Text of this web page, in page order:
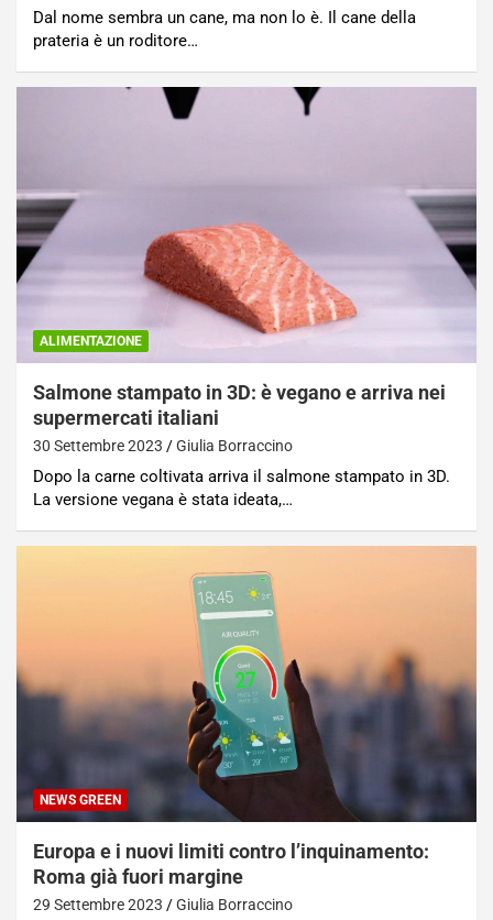
Dal nome sembra un cane, ma non lo è. Il cane della
prateria è un roditore…
ALIMENTAZIONE
Salmone stampato in 3D: è vegano e arriva nei
supermercati italiani
30 Settembre 2023 Giulia Borraccino
Dopo la carne coltivata arriva il salmone stampato in 3D.
La versione vegana è stata ideata,…
NEWS GREEN
Europa e i nuovi limiti contro l’inquinamento:
Roma già fuori margine
29 Settembre 2023 Giulia Borraccino